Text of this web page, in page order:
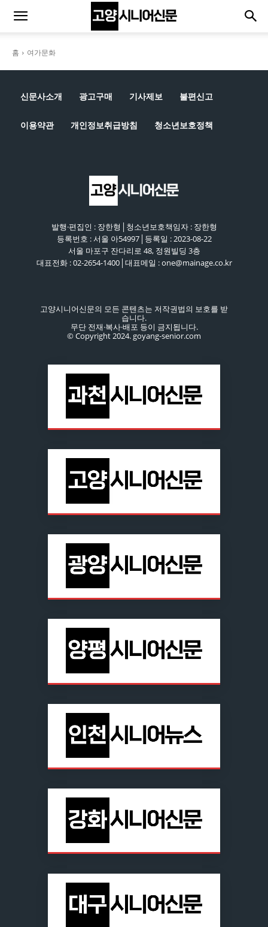
홈 여가문화
신문사소개 광고구매 기사제보 불편신고
이용약관 개인정보취급방침 청소년보호정책
발행·편집인 : 장한형│청소년보호책임자 : 장한형
등록번호 : 서울 아54997│등록일 : 2023-08-22
서울 마포구 잔다리로 48, 정원빌딩 3층
대표전화 : 02-2654-1400│대표메일 : one@mainage.co.kr
고양시니어신문의 모든 콘텐츠는 저작권법의 보호를 받
습니다.
무단 전재·복사·배포 등이 금지됩니다.
© Copyright 2024. goyang-senior.com